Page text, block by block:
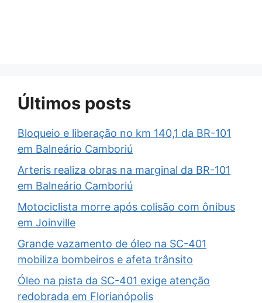
Últimos posts
Bloqueio e liberação no km 140,1 da BR-101
em Balneário Camboriú
Arteris realiza obras na marginal da BR-101
em Balneário Camboriú
Motociclista morre após colisão com ônibus
em Joinville
Grande vazamento de óleo na SC-401
mobiliza bombeiros e afeta trânsito
Óleo na pista da SC-401 exige atenção
redobrada em Florianópolis